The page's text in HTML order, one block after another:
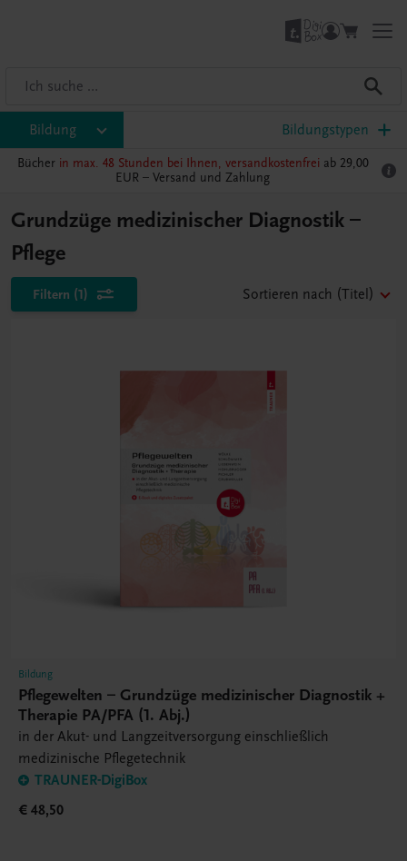
Bildung Bildungstypen
Bücher in max. 48 Stunden bei Ihnen, versandkostenfrei ab 29,00
EUR – Versand und Zahlung
Grundzüge medizinischer Diagnostik –
Pflege
Filtern (1) Sortieren nach (Titel)
Bildung
Pflegewelten – Grundzüge medizinischer Diagnostik +
Therapie PA/PFA (1. Abj.)
in der Akut- und Langzeitversorgung einschließlich
medizinische Pflegetechnik
TRAUNER-DigiBox
€ 48,50